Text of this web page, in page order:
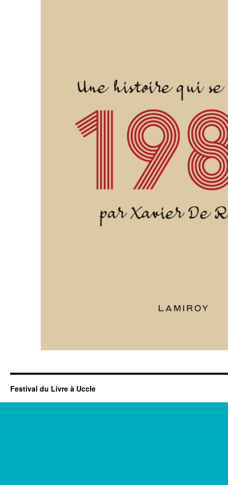
Festival du Livre à Uccle